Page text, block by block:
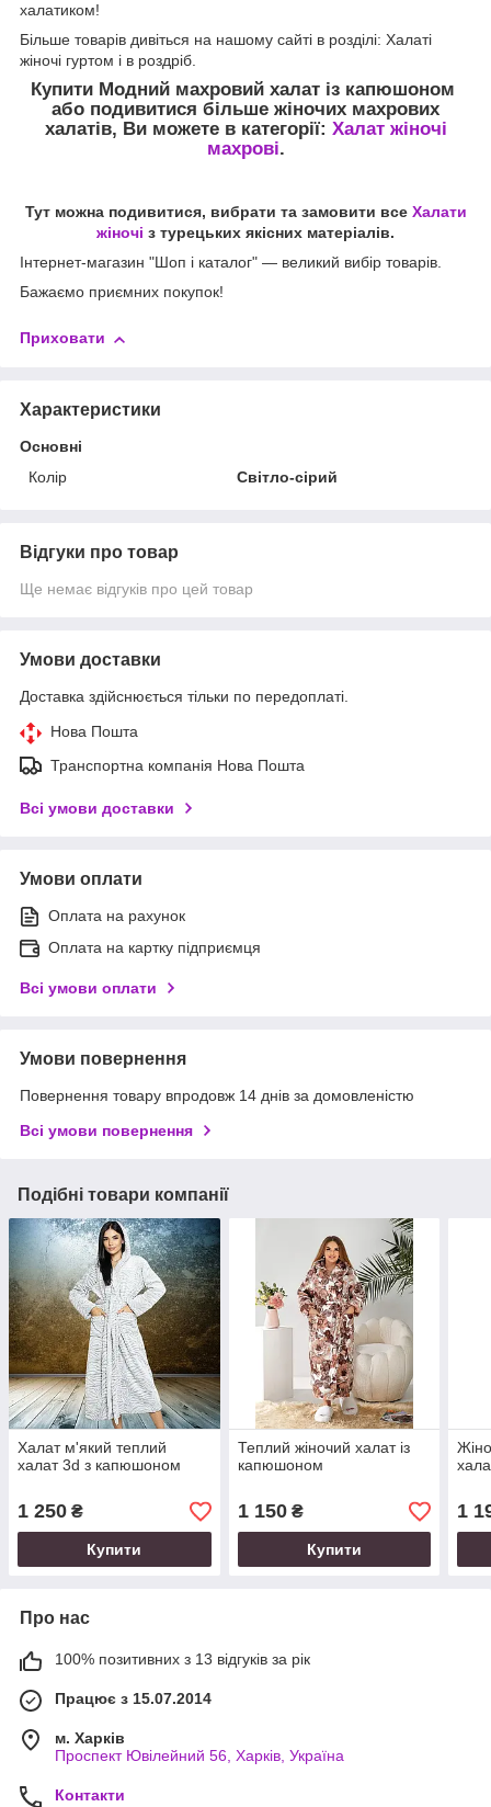
халатиком!
Більше товарів дивіться на нашому сайті в розділі: Халаті
жіночі гуртом і в роздріб.
Купити Модний махровий халат із капюшоном
або подивитися більше жіночих махрових
халатів, Ви можете в категорії: Халат жіночі
махрові.
Тут можна подивитися, вибрати та замовити все Халати
жіночі з турецьких якісних матеріалів.
Інтернет-магазин "Шоп і каталог" — великий вибір товарів.
Бажаємо приємних покупок!
Приховати
Характеристики
Основні
Колір
Світло-сірий
Відгуки про товар
Ще немає відгуків про цей товар
Умови доставки
Доставка здійснюється тільки по передоплаті.
Нова Пошта
Транспортна компанія Нова Пошта
Всі умови доставки
Умови оплати
Оплата на рахунок
Оплата на картку підприємця
Всі умови оплати
Умови повернення
Повернення товару впродовж 14 днів за домовленістю
Всі умови повернення
Подібні товари компанії
Халат м'який теплий
халат 3d з капюшоном
1 250 ₴
Купити
Теплий жіночий халат із
капюшоном
1 150₴
Купити
1
Про нас
100% позитивних з 13 відгуків за рік
Працює з 15.07.2014
м. Харків
Проспект Ювілейний 56, Харків, Україна
Контакти